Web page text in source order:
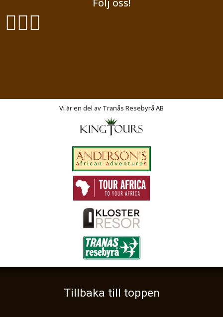
Följ oss!
SE-573 31Tranås
Telefon046 14 05 90
info@exodusresor.se2026
Vi är en del av Tranås Resebyrå AB
Tillbaka till toppen